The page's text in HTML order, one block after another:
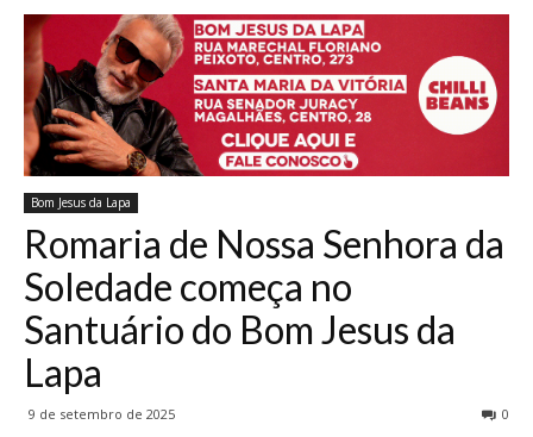
Bom Jesus da Lapa
Romaria de Nossa Senhora da
Soledade começa no
Santuário do Bom Jesus da
Lapa
9 de setembro de 2025 0